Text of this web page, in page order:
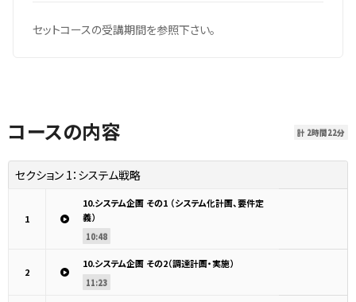
セットコースの受講期間を参照下さい。
コースの内容 計 2時間22分
セクション 1： システム戦略
1
10.システム企画 その1 （システム化計画、要件定
義）
10:48
2
10.システム企画 その2（調達計画・実施）
11:23